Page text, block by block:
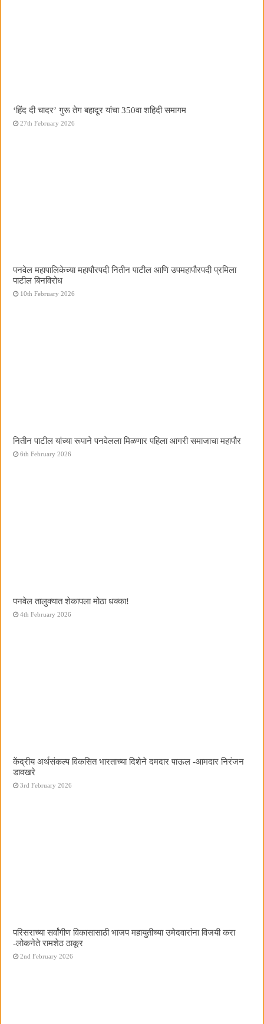
‘हिंद दी चादर’ गुरू तेग बहादूर यांचा 350वा शहिदी समागम
27th February 2026
पनवेल महापालिकेच्या महापौरपदी नितीन पाटील आणि उपमहापौरपदी प्रमिला
पाटील बिनविरोध
10th February 2026
नितीन पाटील यांच्या रूपाने पनवेलला मिळणार पहिला आगरी समाजाचा महापौर
6th February 2026
पनवेल तालुक्यात शेकापला मोठा धक्का!
4th February 2026
केंद्रीय अर्थसंकल्प विकसित भारताच्या दिशेने दमदार पाऊल -आमदार निरंजन
डावखरे
3rd February 2026
परिसराच्या सर्वांगीण विकासासाठी भाजप महायुतीच्या उमेदवारांना विजयी करा
-लोकनेते रामशेठ ठाकूर
2nd February 2026